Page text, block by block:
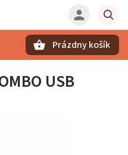
Prázdny košík
USB